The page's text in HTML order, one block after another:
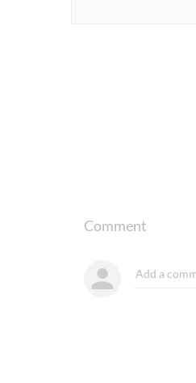
Comment